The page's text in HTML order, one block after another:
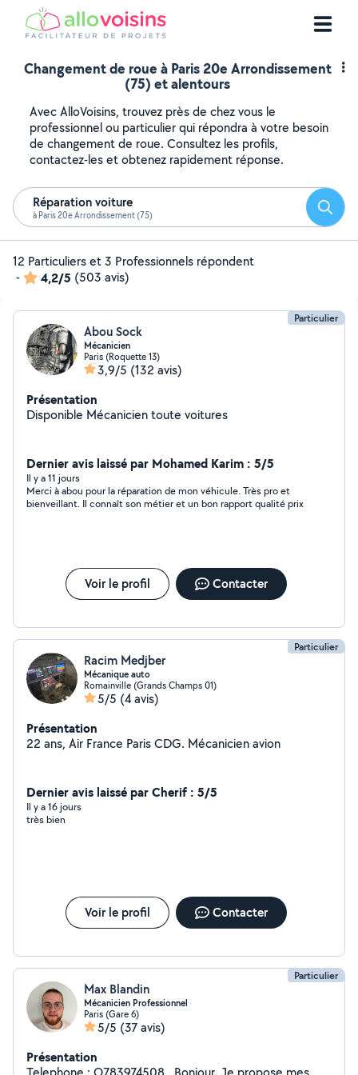
Changement de roue à Paris 20e Arrondissement
(75) et alentours
Avec AlloVoisins, trouvez près de chez vous le
professionnel ou particulier qui répondra à votre besoin
de changement de roue. Consultez les profils,
contactez-les et obtenez rapidement réponse.
Réparation voiture
à Paris 20e Arrondissement (75)
12 Particuliers et 3 Professionnels répondent
-
4,2/5 (503 avis)
Particulier
Abou Sock
Mécanicien
Paris (Roquette 13)
3,9/5 (132 avis)
Présentation
Disponible Mécanicien toute voitures
Dernier avis laissé par Mohamed Karim : 5/5
Il y a 11 jours
Merci à abou pour la réparation de mon véhicule. Très pro et
bienveillant. Il connaît son métier et un bon rapport qualité prix
Voir le profil Contacter
Particulier
Racim Medjber
Mécanique auto
Romainville (Grands Champs 01)
5/5 (4 avis)
Présentation
22 ans, Air France Paris CDG. Mécanicien avion
Dernier avis laissé par Cherif : 5/5
Il y a 16 jours
très bien
Voir le profil Contacter
Particulier
Max Blandin
Mécanicien Professionnel
Paris (Gare 6)
5/5 (37 avis)
Présentation